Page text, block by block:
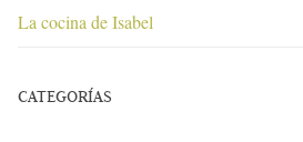
La cocina de Isabel
CATEGORÍAS